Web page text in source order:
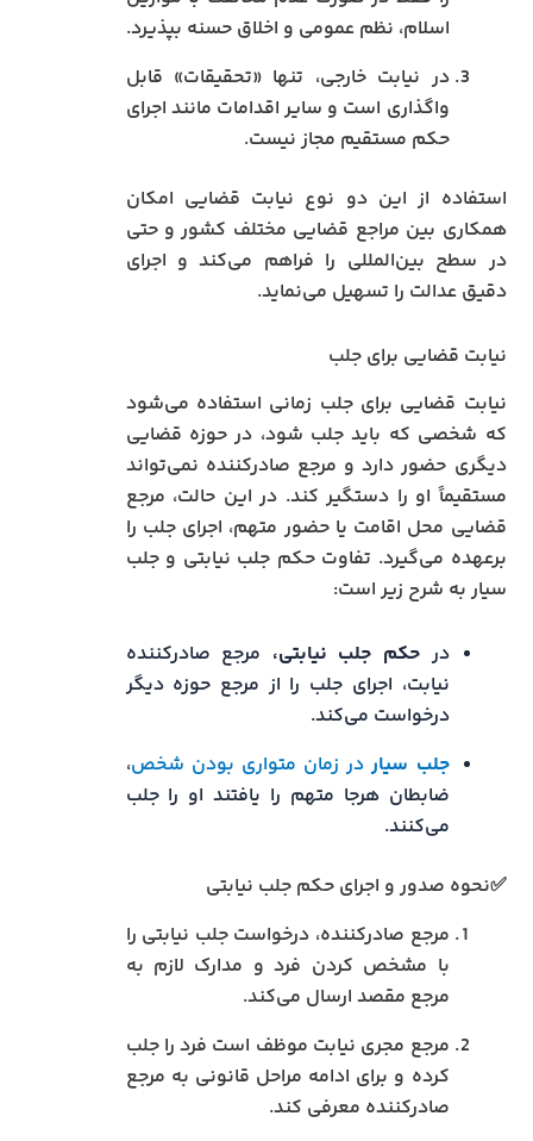
اسلام، نظم عمومی و اخلاق حسنه بپذیرد.
در نیابت خارجی، تنها «تحقیقات» قابل
واگذاری است و سایر اقدامات مانند اجرای
حکم مستقیم مجاز نیست.
استفاده از این دو نوع نیابت قضایی امکان
همکاری بین مراجع قضایی مختلف کشور و حتی
در سطح بین‌المللی را فراهم می‌کند و اجرای
دقیق عدالت را تسهیل می‌نماید.
نیابت قضایی برای جلب
نیابت قضایی برای جلب زمانی استفاده می‌شود
که شخصی که باید جلب شود، در حوزه قضایی
دیگری حضور دارد و مرجع صادرکننده نمی‌تواند
مستقیماً او را دستگیر کند. در این حالت، مرجع
قضایی محل اقامت یا حضور متهم، اجرای جلب را
برعهده می‌گیرد. تفاوت حکم جلب نیابتی و جلب
سیار به شرح زیر است:
در حکم جلب نیابتی، مرجع صادرکننده
نیابت، اجرای جلب را از مرجع حوزه دیگر
درخواست می‌کند.
جلب سیاردر زمان متواری بودن شخص،
ضابطان هرجا متهم را یافتند او را جلب
می‌کنند.
✅نحوه صدور و اجرای حکم جلب نیابتی
مرجع صادرکننده، درخواست جلب نیابتی را
با مشخص کردن فرد و مدارک لازم به
مرجع مقصد ارسال می‌کند.
مرجع مجری نیابت موظف است فرد را جلب
کرده و برای ادامه مراحل قانونی به مرجع
صادرکننده معرفی کند.